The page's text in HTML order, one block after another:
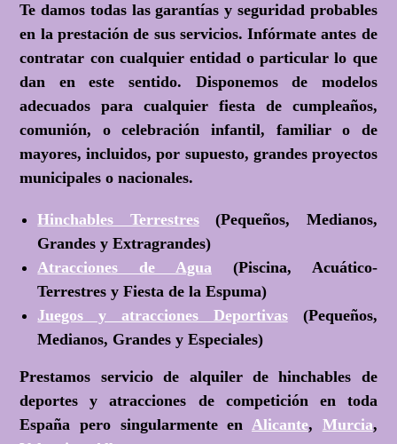
Te damos todas las garantías y seguridad probables
en la prestación de sus servicios. Infórmate antes de
contratar con cualquier entidad o particular lo que
dan en este sentido. Disponemos de modelos
adecuados para cualquier fiesta de cumpleaños,
comunión, o celebración infantil, familiar o de
mayores, incluidos, por supuesto, grandes proyectos
municipales o nacionales.
Hinchables Terrestres(Pequeños, Medianos,
Grandes y Extragrandes)
Atracciones de Agua (Piscina, Acuático-
Terrestres y Fiesta de la Espuma)
Juegos y atracciones Deportivas(Pequeños,
Medianos, Grandes y Especiales)
Prestamos servicio de alquiler de hinchables de
deportes y atracciones de competición en toda
España pero singularmente en Alicante, Murcia,